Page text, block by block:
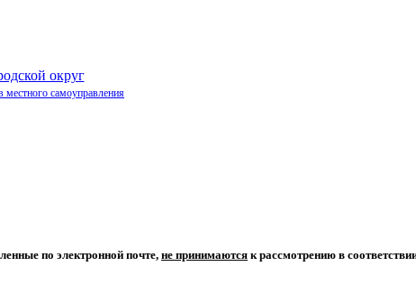
округ
самоуправления
по электронной почте,не принимаются к рассмотрению в